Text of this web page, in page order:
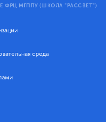
МГППУ (ШКОЛА "РАССВЕТ")
среда